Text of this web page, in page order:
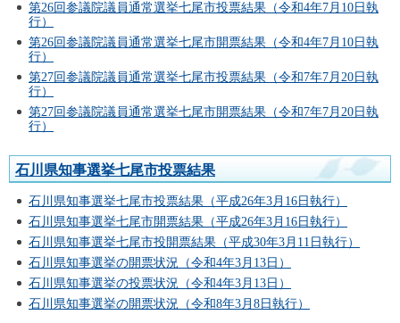
第26回参議院議員通常選挙七尾市投票結果（令和4年7月10日執
行）
第26回参議院議員通常選挙七尾市開票結果（令和4年7月10日執
行）
第27回参議院議員通常選挙七尾市投票結果（令和7年7月20日執
行）
第27回参議院議員通常選挙七尾市開票結果（令和7年7月20日執
行）
石川県知事選挙七尾市投票結果
石川県知事選挙七尾市投票結果（平成26年3月16日執行）
石川県知事選挙七尾市開票結果（平成26年3月16日執行）
石川県知事選挙七尾市投開票結果（平成30年3月11日執行）
石川県知事選挙の開票状況（令和4年3月13日）
石川県知事選挙の投票状況（令和4年3月13日）
石川県知事選挙の開票状況（令和8年3月8日執行）